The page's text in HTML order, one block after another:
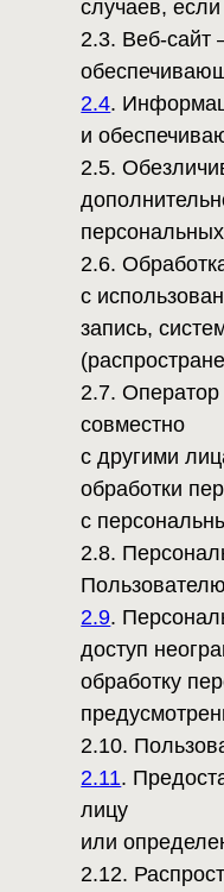
и
2.5.
персональных
2.6. Обработка
с
запись,
2.7. Оператор -
совместно
с другими
обработки
с
2.8.
Пользователю
2.9 .
доступ
обработку
2.10.
2.11.
лицу
или
2.12.
размещение в
либо иным
2.13.
государства
2.14.